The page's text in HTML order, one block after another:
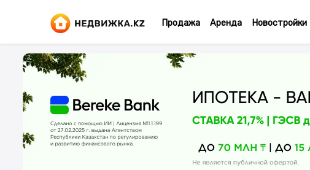
Продажа Аренда Новостройки